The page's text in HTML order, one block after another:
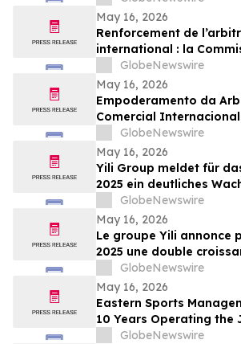
Guangzhou ruft weltweit
für ihr
May 16, 2026
Renforcement de
international : la
de Guangzhou lance un
candidatures
panel d’arbitres
GlobeNewswire
May 16, 2026
Empoderamento da
Comercial
Arbitragem de
Inscrições Globais para
Árbitros
GlobeNewswire
May 16, 2026
Yili Group meldet für
2025 ein deutliches
und Gewinn; seit dem
Jahren ist der Umsatz
gestiegen
GlobeNewswire
May 16, 2026
Le groupe Yili annonce
2025 une double
d’affaires et de ses
ainsi une multiplication
chiffre d’affaires en 30
introduction en bourse
GlobeNewswire
May 16, 2026
Eastern Sports
10 Years Operating the
and Sport Center
GlobeNewswire